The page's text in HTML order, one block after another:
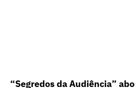
“Segredos da Audiência”